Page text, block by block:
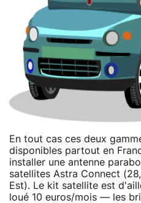
En tout cas ces deux
disponibles partout en
installer une antenne
satellites Astra Connect
Est). Le kit satellite est
loué 10 euros/mois — les